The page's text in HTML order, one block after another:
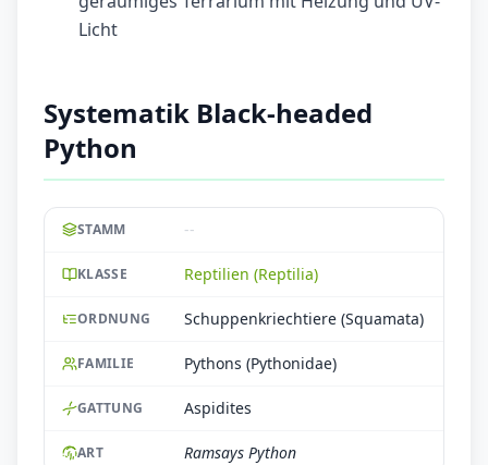
Licht
Systematik Black-headed
Python
STAMM --
KLASSE Reptilien (Reptilia)
ORDNUNG Schuppenkriechtiere (Squamata)
FAMILIE Pythons (Pythonidae)
GATTUNG Aspidites
ART Ramsays Python